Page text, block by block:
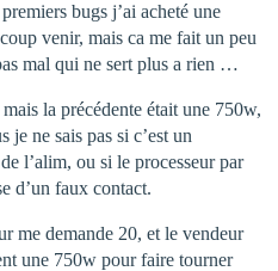
bugs j’ai acheté une
venir, mais ca me fait un peu
mal qui ne sert plus a rien …
la précédente était une 750w,
je ne sais pas si c’est un
l’alim, ou si le processeur par
d’un faux contact.
me demande 20, et le vendeur
une 750w pour faire tourner